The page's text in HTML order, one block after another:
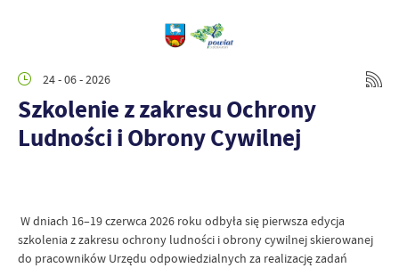
24 - 06 - 2026
Szkolenie z zakresu Ochrony
Ludności i Obrony Cywilnej
W dniach 16–19 czerwca 2026 roku odbyła się pierwsza edycja
szkolenia z zakresu ochrony ludności i obrony cywilnej skierowanej
do pracowników Urzędu odpowiedzialnych za realizację zadań